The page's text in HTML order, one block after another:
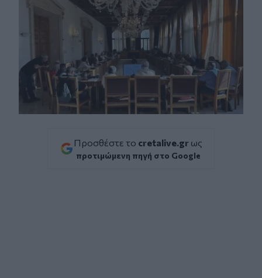
Προσθέστε το cretalive.gr ως
προτιμώμενη πηγή στο Google